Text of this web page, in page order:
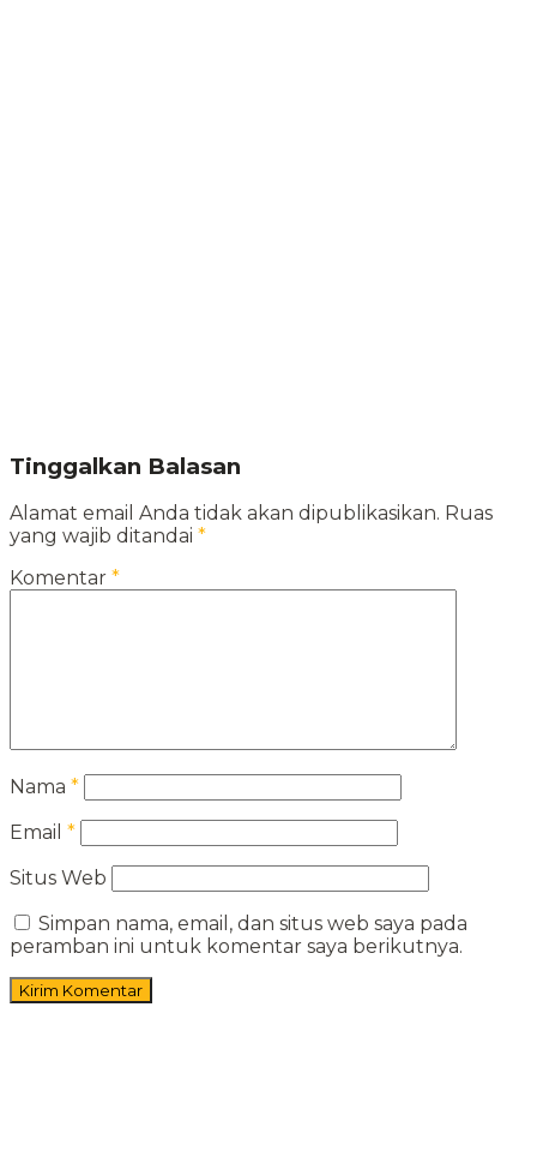
Tinggalkan Balasan
Alamat email Anda tidak akan dipublikasikan. Ruas
yang wajib ditandai *
Komentar *
Nama *
Email *
Situs Web
Simpan nama, email, dan situs web saya pada
peramban ini untuk komentar saya berikutnya.